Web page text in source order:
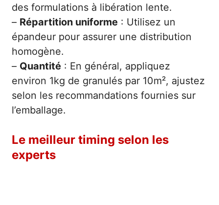
des formulations à libération lente.
– Répartition uniforme : Utilisez un
épandeur pour assurer une distribution
homogène.
– Quantité : En général, appliquez
environ 1kg de granulés par 10m², ajustez
selon les recommandations fournies sur
l’emballage.
Le meilleur timing selon les
experts